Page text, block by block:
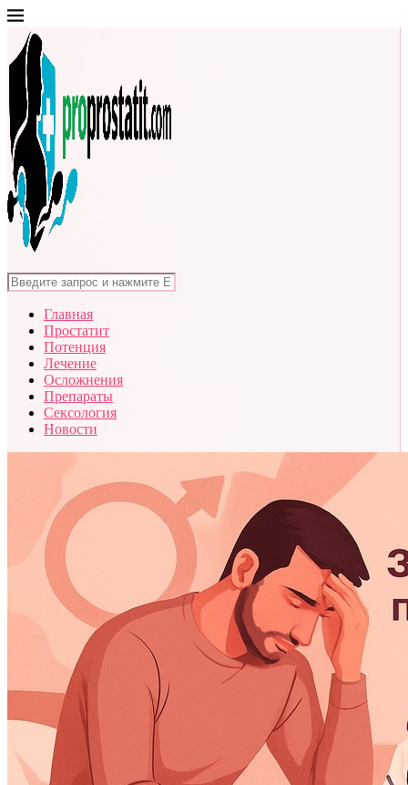
Главная
Простатит
Потенция
Лечение
Осложнения
Препараты
Сексология
Новости